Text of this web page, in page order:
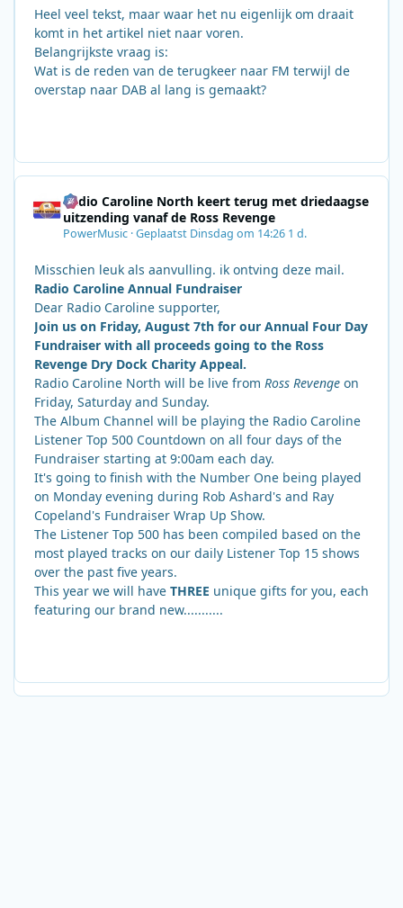
Heel veel tekst, maar waar het nu eigenlijk om draait
komt in het artikel niet naar voren.
Belangrijkste vraag is:
Wat is de reden van de terugkeer naar FM terwijl de
overstap naar DAB al lang is gemaakt?
Radio Caroline North keert terug met driedaagse
uitzending vanaf de Ross Revenge
PowerMusic ·Geplaatst Dinsdag om 14:26 1 d.
Misschien leuk als aanvulling. ik ontving deze mail.
Radio Caroline Annual Fundraiser
Dear Radio Caroline supporter,
Join us on Friday, August 7th for our Annual Four Day
Fundraiser with all proceeds going to the Ross
Revenge Dry Dock Charity Appeal.
Radio Caroline North will be live from Ross Revenge on
Friday, Saturday and Sunday.
The Album Channel will be playing the Radio Caroline
Listener Top 500 Countdown on all four days of the
Fundraiser starting at 9:00am each day.
It's going to finish with the Number One being played
on Monday evening during Rob Ashard's and Ray
Copeland's Fundraiser Wrap Up Show.
The Listener Top 500 has been compiled based on the
most played tracks on our daily Listener Top 15 shows
over the past five years.
This year we will have THREE unique gifts for you, each
featuring our brand new...........